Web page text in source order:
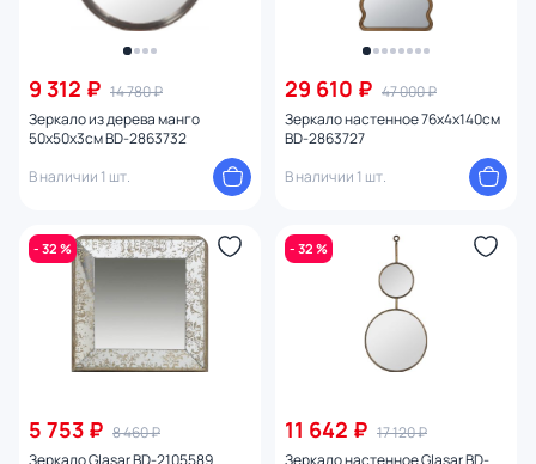
9 312 ₽ 14 780 ₽
Зеркало из дерева манго
50х50х3см BD-2863732
В наличии 1 шт.
29 610 ₽ 47 000 ₽
Зеркало настенное 76х4х140см
BD-2863727
В наличии 1 шт.
- 32 %
5 753 ₽ 8 460 ₽
Зеркало Glasar BD-2105589
- 32 %
11 642 ₽ 17 120 ₽
Зеркало настенное Glasar BD-